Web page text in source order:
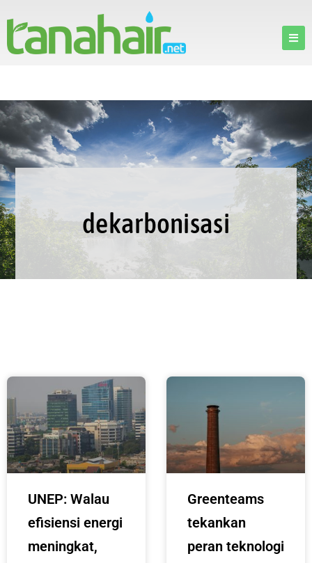
dekarbonisasi
UNEP: Walau
efisiensi energi
meningkat,
Greenteams
tekankan
peran teknologi